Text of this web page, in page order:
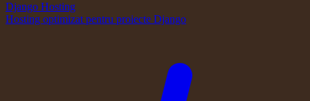
Django Hosting
Hosting optimizat pentru proiecte Django